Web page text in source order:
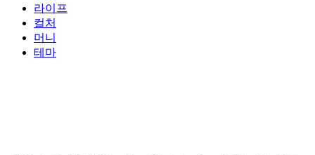
라이프
컬처
머니
테마